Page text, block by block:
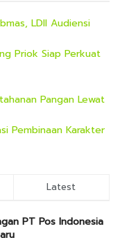
LDII Audiensi
Priok Siap Perkuat
Pangan Lewat
Pembinaan Karakter
Latest
PT Pos Indonesia